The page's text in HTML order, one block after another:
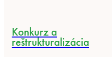
Konkurz a
reštrukturalizácia